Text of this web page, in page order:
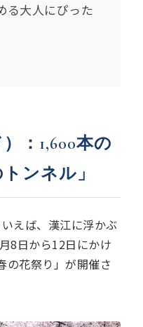
る大人にぴった
：1,600本の
ンネル」
えば、漢江に浮かぶ
8日から12日にかけ
の花祭り」が開催さ